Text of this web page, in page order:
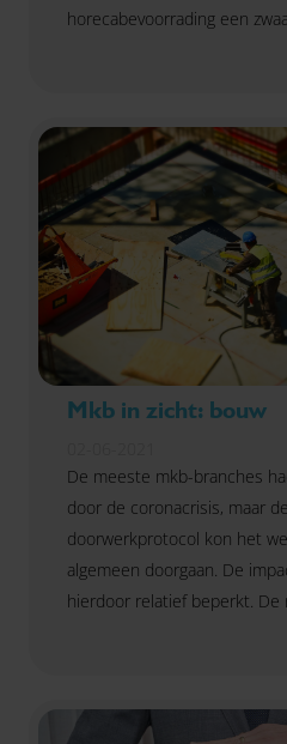
horecabevoorrading een
Mkb in zicht: bouw
De meeste mkb-branches
door de coronacrisis, maar
doorwerkprotocol kon het
algemeen doorgaan. De
hierdoor relatief beperkt. De
4 procent toegenomen.
mkb-gemiddelde van +9,3